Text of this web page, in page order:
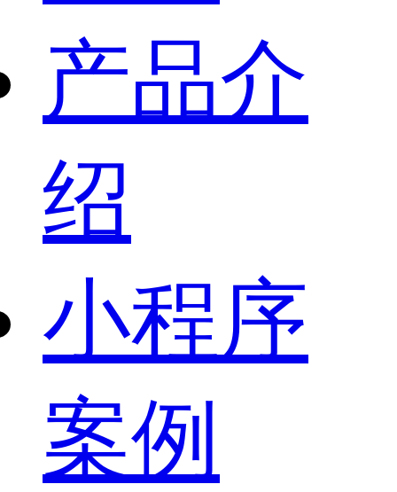
产品介
绍
小程序
案例